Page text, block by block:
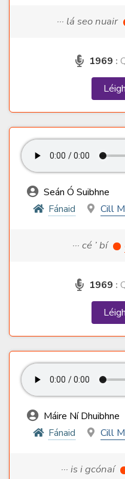
··· lá seo nuair
1969 :
Seán Ó Suibhne
Fánaid
Cill
··· cé ’ bí
1969 :
Máire Ní Dhuibhne
Fánaid
Cill
··· is i gcónaí